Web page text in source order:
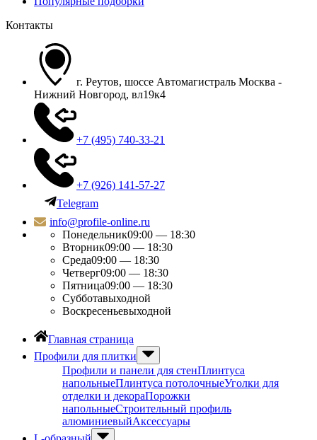
Контакты
г. Реутов, шоссе Автомагистраль Москва -
Нижний Новгород, вл19к4
+7 (495) 740-33-21
+7 (926) 141-57-27
Telegram
info@profile-online.ru
Понедельник09:00 — 18:30
Вторник09:00 — 18:30
Среда09:00 — 18:30
Четверг09:00 — 18:30
Пятница09:00 — 18:30
Субботавыходной
Воскресеньевыходной
Главная страница
Профили для плитки
Профили и панели для стенПлинтуса
напольныеПлинтуса потолочныеУголки для
отделки и декораПорожки
напольныеСтроительный профиль
алюминиевыйАксессуары